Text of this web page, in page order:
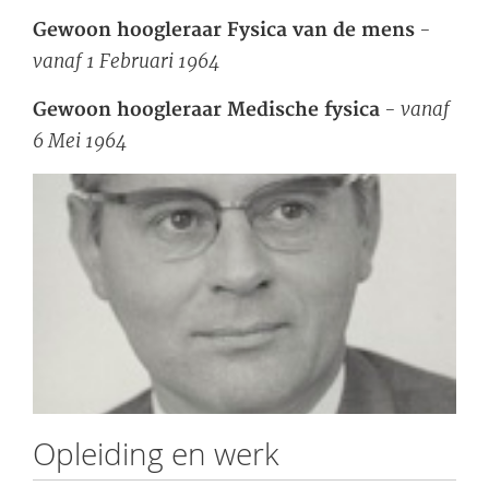
Gewoon hoogleraar Fysica van de mens -
vanaf 1 Februari 1964
Gewoon hoogleraar Medische fysica - vanaf
6 Mei 1964
Opleiding en werk